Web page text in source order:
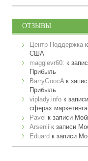
ОТЗЫВЫ
Центр Поддержка
США
maggievr60: к
Прибыль
BarryGoocAк
Прибыль
viplady.info к записи
сферах
Pavel к записи
Arsenii к записи
Eduard к записи